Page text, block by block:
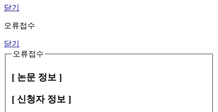
닫기
오류접수
닫기
오류접수
[ 논문 정보 ]
[ 신청자 정보 ]